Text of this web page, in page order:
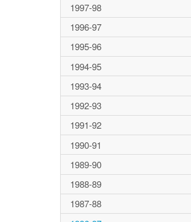
1997-98
1996-97
1995-96
1994-95
1993-94
1992-93
1991-92
1990-91
1989-90
1988-89
1987-88